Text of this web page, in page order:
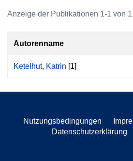
Anzeige der Publikationen 1-1 von 1
Autorenname
Ketelhut, Katrin [1]
Nutzungsbedingungen
Datenschutzerklärung